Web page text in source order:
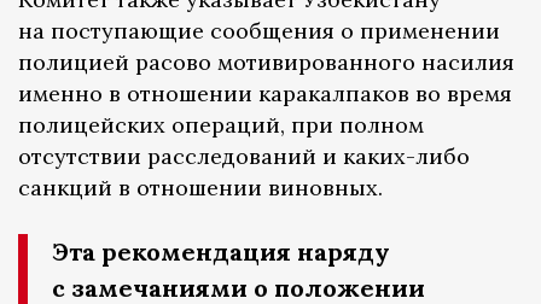
на поступающие сообщения о применении
полицией расово мотивированного насилия
именно в отношении каракалпаков во время
полицейских операций, при полном
отсутствии расследований и каких-либо
санкций в отношении виновных.
Эта рекомендация наряду
с замечаниями о положении